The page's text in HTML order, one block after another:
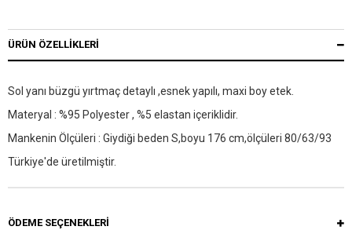
ÜRÜN ÖZELLIKLERI
Sol yanı büzgü yırtmaç detaylı ,esnek yapılı, maxi boy etek.
Materyal : %95 Polyester , %5 elastan içeriklidir.
Mankenin Ölçüleri : Giydiği beden S,boyu 176 cm,ölçüleri 80/63/93
Türkiye'de üretilmiştir.
ÖDEME SEÇENEKLERI